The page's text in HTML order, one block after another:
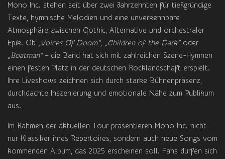
Mono Inc. stehen seit über zwei Jahrzehnten für tiefgründige
Texte, hymnische Melodien und eine unverkennbare
Atmosphäre zwischen Gothic, Alternative und orchestraler
Epik. Ob „Voices Of Doom“, „Children of the Dark“oder
„Boatman“– die Band hat sich mit zahlreichen Szene-Hymnen
einen festen Platz in der deutschen Rocklandschaft erspielt.
Ihre Liveshows zeichnen sich durch starke Bühnenpräsenz,
durchdachte Inszenierung und emotionale Nähe zum Publikum
aus.
Im Rahmen der aktuellen Tour präsentieren Mono Inc. nicht
nur Klassiker ihres Repertoires, sondern auch neue Songs vom
kommenden Album, das 2025 erscheinen soll. Fans dürfen sich